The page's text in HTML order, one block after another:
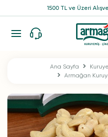
1500 TL ve Üzeri
Ana Sayfa
Armağan